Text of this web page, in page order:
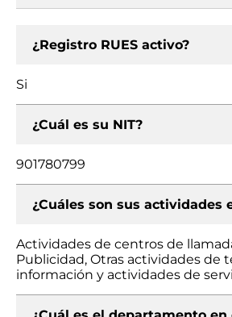
¿Registro RUES activo?
Si
¿Cuál es su NIT?
901780799
¿Cuáles son sus actividades
Actividades de centros de
Publicidad, Otras actividades de
información y actividades de